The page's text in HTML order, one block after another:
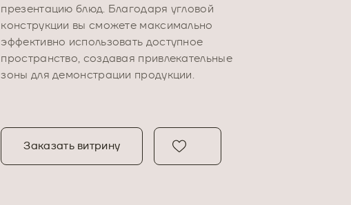
презентацию блюд. Благодаря угловой
конструкции вы сможете максимально
эффективно использовать доступное
пространство, создавая привлекательные
зоны для демонстрации продукции.
Заказать витрину